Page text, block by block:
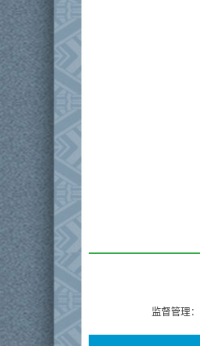
监督管理：